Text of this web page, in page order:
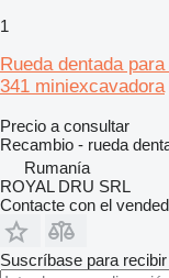
1
Rueda dentada
341 miniexcavadora
Precio a consultar
Recambio - rueda
Rumanía
ROYAL DRU SRL
Contacte con el
Suscríbase para